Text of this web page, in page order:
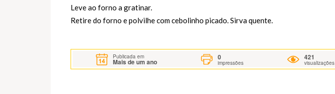
Leve ao forno a gratinar.
Retire do forno e polvilhe com cebolinho picado. Sirva quente.
Publicada em
Mais de um ano
0
impressões
421
visualizações